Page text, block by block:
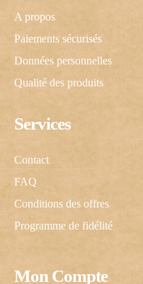
Mon Compte
Services
Contact
FAQ
Conditions des offres
Programme de fidélité
A propos
Paiements sécurisés
Données personnelles
Qualité des produits